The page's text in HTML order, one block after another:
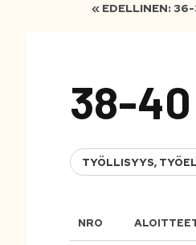
« EDELLINEN:
38-40
TYÖLLISYYS,
NRO